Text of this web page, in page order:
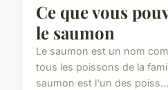
Ce que vous
le saumon
Le saumon est un nom
tous les poissons de la
saumon est l'un des poiss...